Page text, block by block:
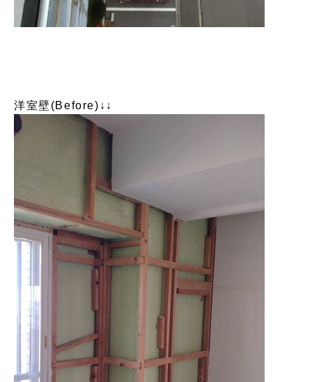
洋室壁(Before)↓↓